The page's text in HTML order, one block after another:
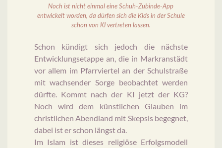
Noch ist nicht einmal eine Schuh-Zubinde-App
entwickelt worden, da dürfen sich die Kids in der Schule
schon von KI vertreten lassen.
Schon kündigt sich jedoch die nächste
Entwicklungsetappe an, die in Markranstädt
vor allem im Pfarrviertel an der Schulstraße
mit wachsender Sorge beobachtet werden
dürfte. Kommt nach der KI jetzt der KG?
Noch wird dem künstlichen Glauben im
christlichen Abendland mit Skepsis begegnet,
dabei ist er schon längst da.
Im Islam ist dieses religiöse Erfolgsmodell